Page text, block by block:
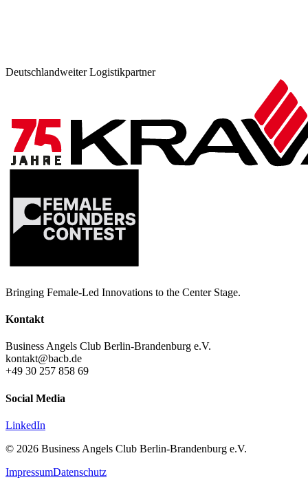
Deutschlandweiter Logistikpartner
Bringing Female-Led Innovations to the Center Stage.
Kontakt
Business Angels Club Berlin-Brandenburg e.V.
kontakt@bacb.de
+49 30 257 858 69
Social Media
LinkedIn
© 2026 Business Angels Club Berlin-Brandenburg e.V.
ImpressumDatenschutz